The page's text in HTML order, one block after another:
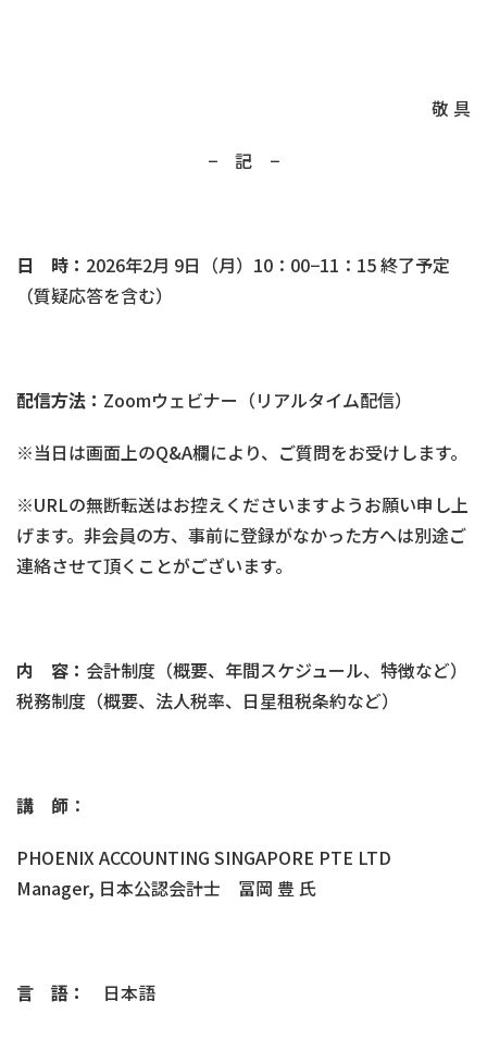
敬 具
− 記 −
日 時： 2026年2月 9日（月）10：00−11：15 終了予定
（質疑応答を含む）
配信方法： Zoomウェビナー（リアルタイム配信）
※当日は画面上のQ&A欄により、ご質問をお受けします。
※URLの無断転送はお控えくださいますようお願い申し上
げます。非会員の方、事前に登録がなかった方へは別途ご
連絡させて頂くことがございます。
内 容： 会計制度（概要、年間スケジュール、特徴など）
税務制度（概要、法人税率、日星租税条約など）
講 師 ：
PHOENIX ACCOUNTING SINGAPORE PTE LTD
Manager, 日本公認会計士 冨岡 豊 氏
言 語： 日本語